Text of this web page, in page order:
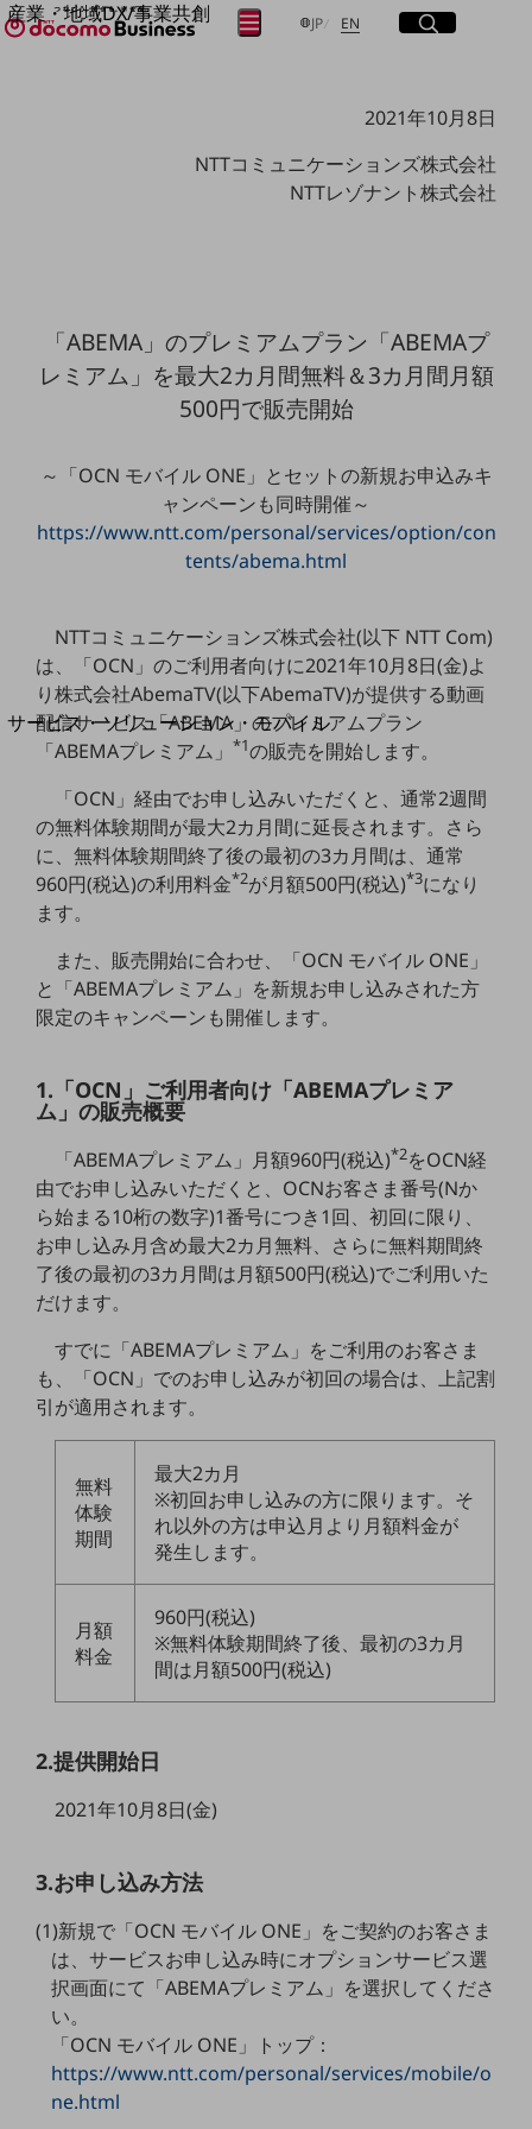
産業・地域DX/事業共創
OPEN HUB for Plural Futures
プレイヤー(カタリスト/パートナー企業)
Smart Education
Smart Healthcare
Smart Industry
地域の取り組み
地域社会を支える皆さまと地域課題の解決や
地域経済のさらなる活性化に取り組みます
自治体・地域社会との共創
別ウィンドウで開きます
サービス・ソリューション・モバイル
サービス・ソリューションTOP
DXに関する課題を解決する
サービス・ソリューションをご紹介
カテゴリーで探す
カテゴリーで探すTOP
ネットワーク・モバイル
クラウド・データセンター
電話・映像コミュニケーション
データ利活用
運用管理
業務支援・マーケティング
災害対策・BCP
課題・ニーズで探す
課題・ニーズで探すTOP
コミュニケーション・情報共有
マーケティング
業務効率化
地域共創・地方創生
セキュリティ対策
遠隔監視
人材不足解消
業種・業態で探す
業種・業態で探すTOP
一次産業
医療・介護
JP日本語
EN Englishサイト内検索
開く
メニュー
開く
検索する
2021年10月8日
NTTコミュニケーションズ株式会社
NTTレゾナント株式会社
「ABEMA」のプレミアムプラン「ABEMAプ
レミアム」を最大2カ月間無料＆3カ月間月額
500円で販売開始
～「OCN モバイル ONE」とセットの新規お申込みキ
ャンペーンも同時開催～
https://www.ntt.com/personal/services/option/con
tents/abema.html
NTTコミュニケーションズ株式会社(以下 NTT Com)
は、「OCN」のご利用者向けに2021年10月8日(金)よ
り株式会社AbemaTV(以下AbemaTV)が提供する動画
配信サービス「ABEMA」のプレミアムプラン
「ABEMAプレミアム」*1の販売を開始します。
「OCN」経由でお申し込みいただくと、通常2週間
の無料体験期間が最大2カ月間に延長されます。さら
に、無料体験期間終了後の最初の3カ月間は、通常
960円(税込)の利用料金*2が月額500円(税込)*3になり
ます。
また、販売開始に合わせ、「OCN モバイル ONE」
と「ABEMAプレミアム」を新規お申し込みされた方
限定のキャンペーンも開催します。
1.「OCN」ご利用者向け「ABEMAプレミア
ム」の販売概要
「ABEMAプレミアム」月額960円(税込)*2をOCN経
由でお申し込みいただくと、OCNお客さま番号(Nか
ら始まる10桁の数字)1番号につき1回、初回に限り、
お申し込み月含め最大2カ月無料、さらに無料期間終
了後の最初の3カ月間は月額500円(税込)でご利用いた
だけます。
すでに「ABEMAプレミアム」をご利用のお客さま
も、「OCN」でのお申し込みが初回の場合は、上記割
引が適用されます。
無料
体験
期間
最大2カ月
※初回お申し込みの方に限ります。そ
れ以外の方は申込月より月額料金が
発生します。
月額
料金
960円(税込)
※無料体験期間終了後、最初の3カ月
間は月額500円(税込)
2.提供開始日
2021年10月8日(金)
3.お申し込み方法
(1)新規で「OCN モバイル ONE」をご契約のお客さま
は、サービスお申し込み時にオプションサービス選
択画面にて「ABEMAプレミアム」を選択してくださ
い。
「OCN モバイル ONE」トップ：
https://www.ntt.com/personal/services/mobile/o
ne.html